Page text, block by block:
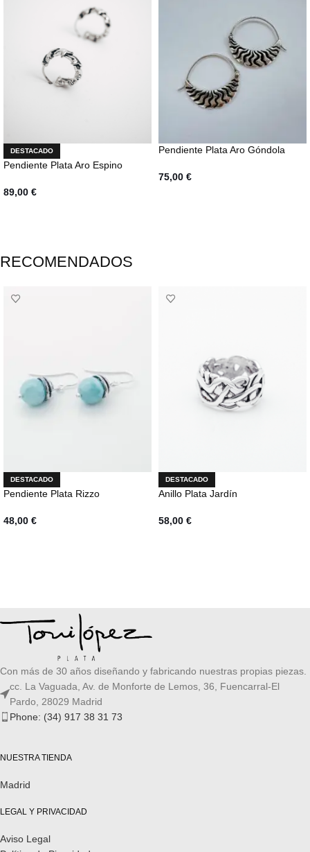
DESTACADO
Pendiente Plata Aro Espino
89,00 €
Pendiente Plata Aro Góndola
75,00 €
RECOMENDADOS
DESTACADO
Pendiente Plata Rizzo
48,00 €
DESTACADO
Anillo Plata Jardín
58,00 €
Con más de 30 años diseñando y fabricando nuestras propias piezas.
cc. La Vaguada, Av. de Monforte de Lemos, 36, Fuencarral-El
Pardo, 28029 Madrid
Phone: (34) 917 38 31 73
NUESTRA TIENDA
Madrid
LEGAL Y PRIVACIDAD
Aviso Legal